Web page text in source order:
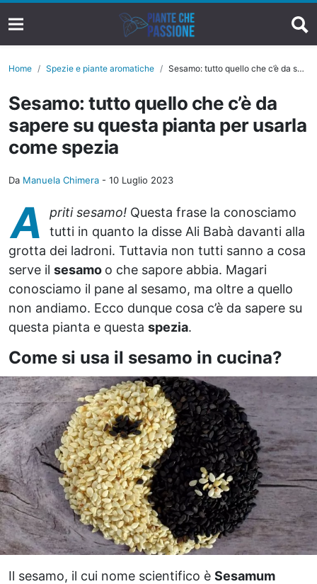
Home Spezie e piante aromatiche Sesamo: tutto quello che c’è da sapere su questa pianta per usarla come spezia
Sesamo: tutto quello che c’è da
sapere su questa pianta per usarla
come spezia
Da Manuela Chimera - 10 Luglio 2023
A priti sesamo! Questa frase la conosciamo
tutti in quanto la disse Ali Babà davanti alla
grotta dei ladroni. Tuttavia non tutti sanno a cosa
serve il sesamo o che sapore abbia. Magari
conosciamo il pane al sesamo, ma oltre a quello
non andiamo. Ecco dunque cosa c’è da sapere su
questa pianta e questa spezia.
Come si usa il sesamo in cucina?
Il sesamo, il cui nome scientifico è Sesamum